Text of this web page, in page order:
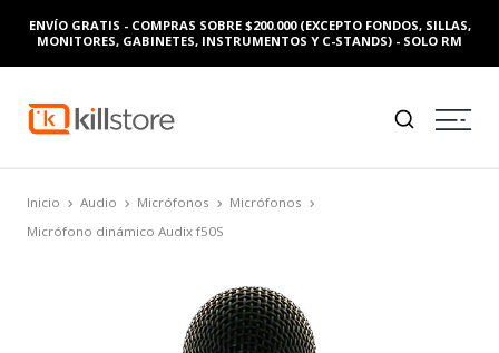
ENVÍO GRATIS - COMPRAS SOBRE $200.000 (EXCEPTO FONDOS, SILLAS,
MONITORES, GABINETES, INSTRUMENTOS Y C-STANDS) - SOLO RM
Inicio Audio Micrófonos
Micrófonos
Micrófono dinámico Audix f50S